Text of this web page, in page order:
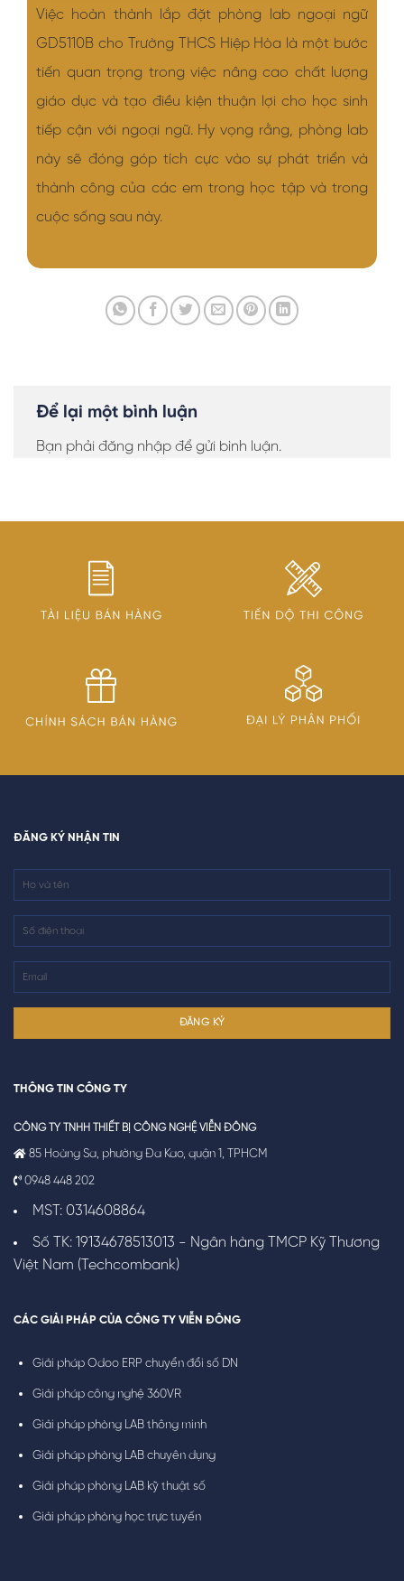
Việc hoàn thành lắp đặt phòng lab ngoại ngữ
GD5110B cho Trường THCS Hiệp Hòa là một bước
tiến quan trọng trong việc nâng cao chất lượng
giáo dục và tạo điều kiện thuận lợi cho học sinh
tiếp cận với ngoại ngữ. Hy vọng rằng, phòng lab
này sẽ đóng góp tích cực vào sự phát triển và
thành công của các em trong học tập và trong
cuộc sống sau này.
Để lại một bình luận
Bạn phải đăng nhập để gửi bình luận.
ĐĂNG KÝ NHẬN TIN
THÔNG TIN CÔNG TY
CÔNG TY TNHH THIẾT BỊ CÔNG NGHỆ VIỄN ĐÔNG
85 Hoàng Sa, phường Đa Kao, quận 1, TPHCM
0948 448 202
MST: 0314608864
Số TK: 19134678513013 - Ngân hàng TMCP Kỹ Thương
Việt Nam (Techcombank)
CÁC GIẢI PHÁP CỦA CÔNG TY VIỄN ĐÔNG
Giải pháp Odoo ERP chuyển đổi số DN
Giải pháp công nghệ 360VR
Giải pháp phòng LAB thông minh
Giải pháp phòng LAB chuyên dụng
Giải pháp phòng LAB kỹ thuật số
Giải pháp phòng học trực tuyến